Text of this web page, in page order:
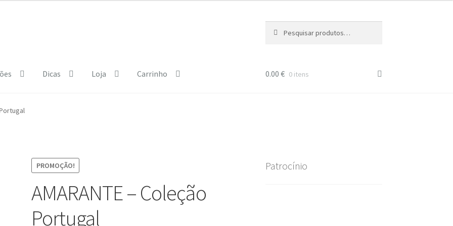
por:
Dicas Loja Carrinho
Policy
0.00 € 0 itens
PROMOÇÃO!
AMARANTE – Coleção
Portugal
Patrocínio